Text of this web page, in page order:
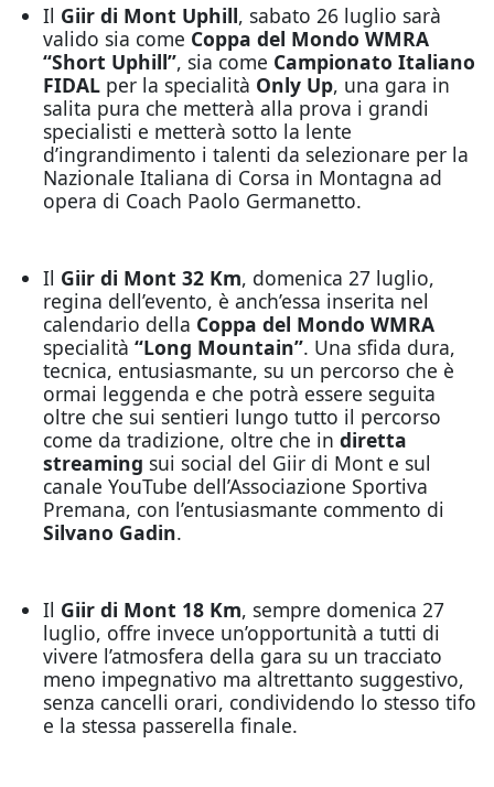
Il Giir di Mont Uphill, sabato 26 luglio sarà
valido sia come Coppa del Mondo WMRA
“Short Uphill”, sia come Campionato Italiano
FIDALper la specialità Only Up, una gara in
salita pura che metterà alla prova i grandi
specialisti e metterà sotto la lente
d’ingrandimento i talenti da selezionare per la
Nazionale Italiana di Corsa in Montagna ad
opera di Coach Paolo Germanetto.
Il Giir di Mont 32 Km, domenica 27 luglio,
regina dell’evento, è anch’essa inserita nel
calendario della Coppa del Mondo WMRA
specialità “Long Mountain”. Una sfida dura,
tecnica, entusiasmante, su un percorso che è
ormai leggenda e che potrà essere seguita
oltre che sui sentieri lungo tutto il percorso
come da tradizione, oltre che in diretta
streaming sui social del Giir di Mont e sul
canale YouTube dell’Associazione Sportiva
Premana, con l’entusiasmante commento di
Silvano Gadin.
Il Giir di Mont 18 Km, sempre domenica 27
luglio, offre invece un’opportunità a tutti di
vivere l’atmosfera della gara su un tracciato
meno impegnativo ma altrettanto suggestivo,
senza cancelli orari, condividendo lo stesso tifo
e la stessa passerella finale.